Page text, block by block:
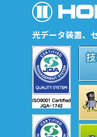
光データ装置、